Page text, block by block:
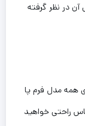
آن در نظر گرفته
همه مدل فرم‌ پا
راحتی خواهید